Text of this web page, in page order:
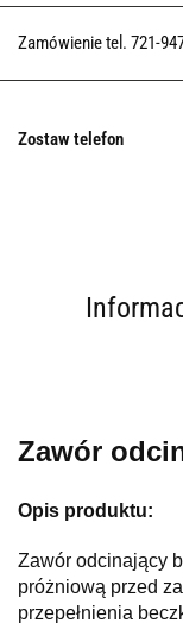
Zamówienie tel. 721-
Zostaw telefon
Zawór
Opis produktu:
Zawór odcinający
próżniową przed
przepełnienia